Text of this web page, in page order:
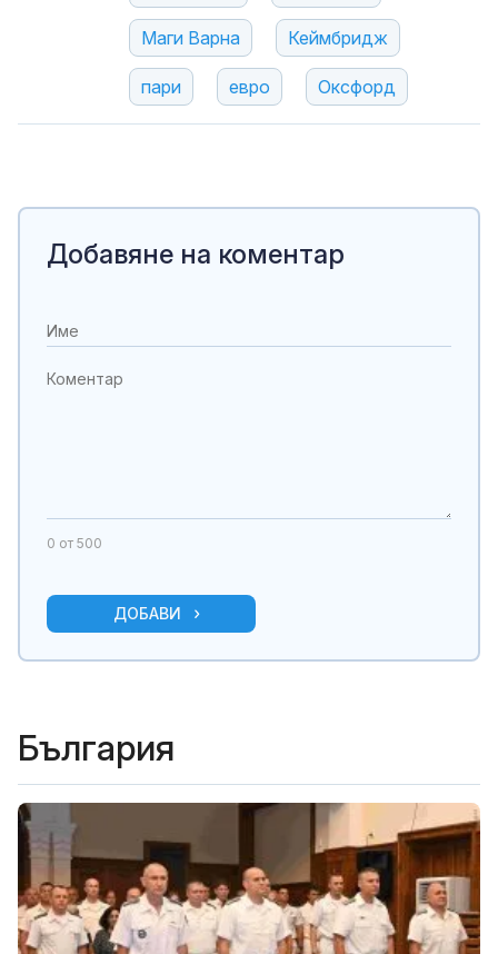
Маги Варна Кеймбридж
пари евро Оксфорд
Добавяне на коментар
0 от 500
ДОБАВИ
България